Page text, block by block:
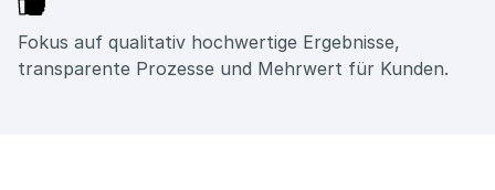
Fokus auf qualitativ hochwertige Ergebnisse,
transparente Prozesse und Mehrwert für Kunden.